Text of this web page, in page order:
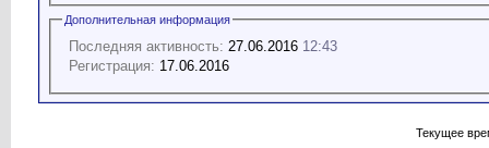
Дополнительная информация
Последняя активность: 27.06.2016 12:43
Регистрация: 17.06.2016
Текущее